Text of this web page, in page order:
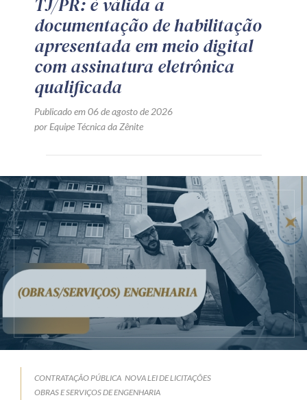
TJ/PR: é válida a
documentação de habilitação
apresentada em meio digital
com assinatura eletrônica
qualificada
Publicado em 06 de agosto de 2026
por Equipe Técnica da Zênite
CONTRATAÇÃO PÚBLICA NOVA LEI DE LICITAÇÕES
OBRAS E SERVIÇOS DE ENGENHARIA